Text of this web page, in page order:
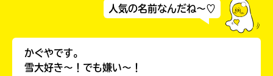
人気の名前なんだね～♡
かぐやです。
雪大好き〜！でも嫌い〜！